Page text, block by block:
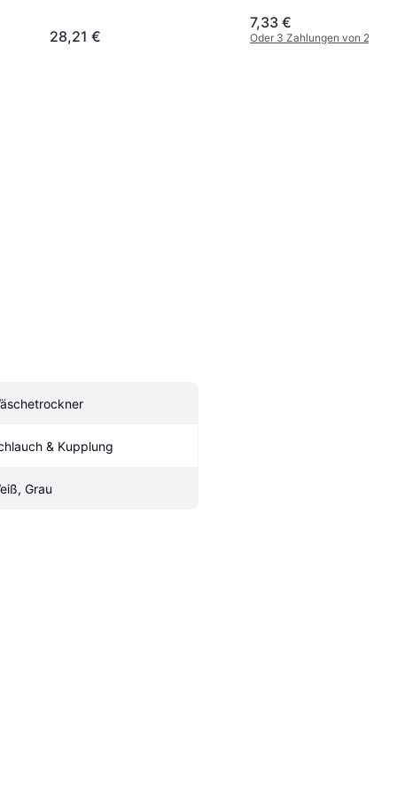
28,21 €
7,33 €
Oder 3 Zahlungen von 2,44 €
& Kupplung
Grau